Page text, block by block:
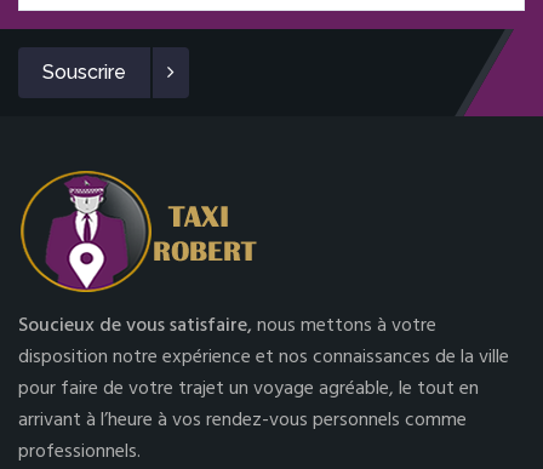
Souscrire
Soucieux de vous satisfaire,nous mettons à votre
disposition notre expérience et nos connaissances de la ville
pour faire de votre trajet un voyage agréable, le tout en
arrivant à l’heure à vos rendez-vous personnels comme
professionnels.